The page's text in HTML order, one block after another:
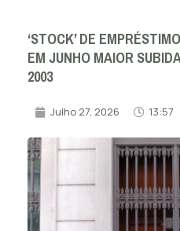
‘STOCK’ DE
EM JUNHO MAIOR
2003
Julho 27, 2026 13:57